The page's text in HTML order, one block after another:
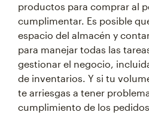
productos para comprar al
cumplimentar. Es posible
espacio del almacén y
para manejar todas las
gestionar el negocio,
de inventarios. Y si tu
te arriesgas a tener
cumplimiento de los